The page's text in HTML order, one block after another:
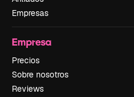
Empresas
Empresa
Precios
Sobre nosotros
Reviews